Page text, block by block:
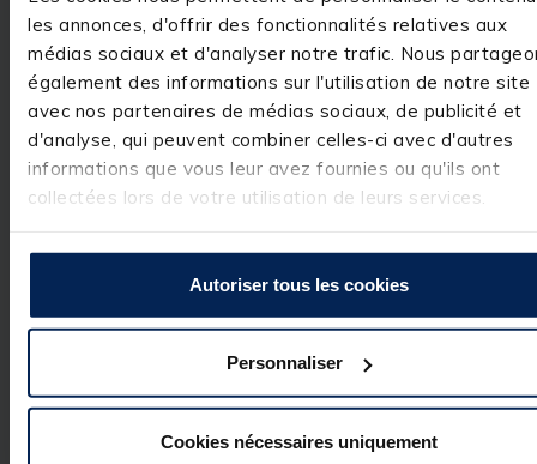
les annonces, d'offrir des fonctionnalités relatives aux
médias sociaux et d'analyser notre trafic. Nous
également des informations sur l'utilisation de notre site
avec nos partenaires de médias sociaux, de publicité et
d'analyse, qui peuvent combiner celles-ci avec d'autres
informations que vous leur avez fournies ou qu'ils ont
collectées lors de votre utilisation de leurs services.
Autoriser tous les cookies
Personnaliser
Cookies nécessaires uniquement
Utile (0) Signaler
Réponse de
pacificpeche.com
Bonjour,
remercions pour
commentaire
sommes ravis
à vos attentes
clients. C'est un
réel plaisir.
Pêche